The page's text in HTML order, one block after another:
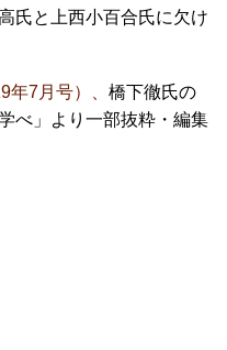
氏と上西小百合氏に欠け
年7月号）
橋下徹氏の
べ」より一部抜粋・編集